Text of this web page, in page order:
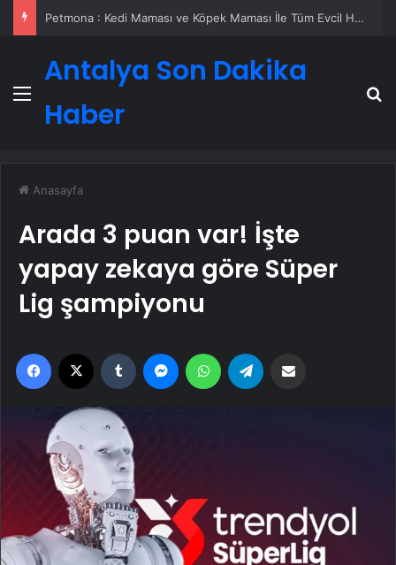
Petmona : Kedi Maması ve Köpek Maması İle Tüm Evcil Hayvan Ürünleri
Menü
Antalya Son Dakika
Haber
Anasayfa
Arada 3 puan var! İşte
yapay zekaya göre Süper
Lig şampiyonu
Facebook Tumblr MessengerWhatsApp